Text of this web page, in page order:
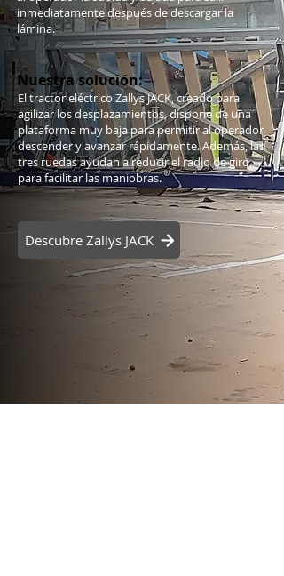
inmediatamente después de descargar la
lámina.
Nuestra solución:
El tractor eléctrico Zallys JACK, creado para
agilizar los desplazamientos, dispone de una
plataforma muy baja para permitir al operador
descender y avanzar rápidamente. Además, las
tres ruedas ayudan a reducir el radio de giro,
para facilitar las maniobras.
Descubre Zallys JACK